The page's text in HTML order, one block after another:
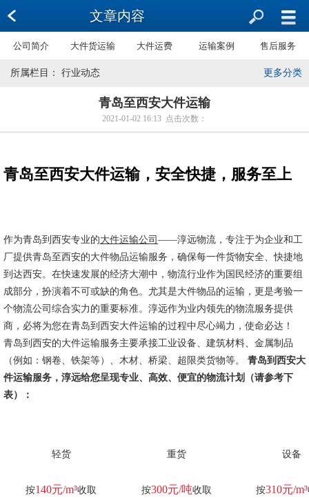
文章内容
公司简介 大件货运输 大件运费 运输案例 售后服务
更多分类
所属栏目： 行业动态
青岛至西安大件运输
2021-01-02 16:13 点击次数：
青岛至西安大件运输，安全快捷，服务至上
作为青岛到西安专业的大件运输公司 ——淳远物流，专注于为企业和工
厂提供青岛至西安的大件物品运输服务，确保每一件货物安全、快捷地
到达西安。在快速发展的经济大潮中，物流行业作为国民经济的重要组
成部分，扮演着不可或缺的角色。尤其是大件物品的运输，更是考验一
个物流公司综合实力的重要标准。淳远作为业内领先的物流服务提供
商，必将为您在青岛到西安大件运输的过程中尽心竭力，使命必达！
青岛到西安的大件运输服务主要承接工业设备、建筑材料、金属制品
（例如：钢卷、铁架等）、木材、桥梁、超限类货物等。 青岛到西安大
件运输服务，淳远给您呈现专业、高效、便宜的物流计划（请参考下
表）：
轻货 重货 设备
按140元/m³收取 按300元/吨收取 按310元/m³